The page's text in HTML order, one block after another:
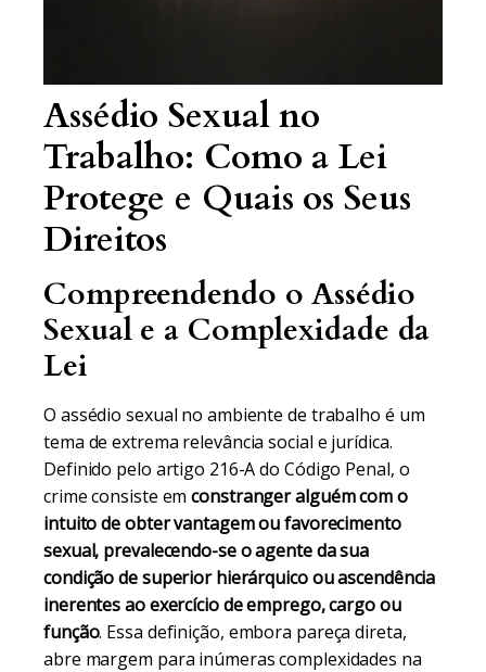
Assédio Sexual no
Trabalho: Como a Lei
Protege e Quais os Seus
Direitos
Compreendendo o Assédio
Sexual e a Complexidade da
Lei
O assédio sexual no ambiente de trabalho é um
tema de extrema relevância social e jurídica.
Definido pelo artigo 216-A do Código Penal, o
crime consiste emconstranger alguém com o
intuito de obter vantagem ou favorecimento
sexual, prevalecendo-se o agente da sua
condição de superior hierárquico ou ascendência
inerentes ao exercício de emprego, cargo ou
função. Essa definição, embora pareça direta,
abre margem para inúmeras complexidades na